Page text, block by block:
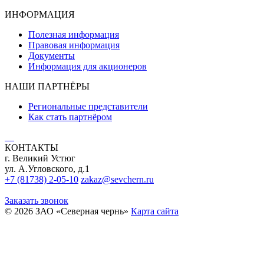
ИНФОРМАЦИЯ
Полезная информация
Правовая информация
Документы
Информация для акционеров
НАШИ ПАРТНЁРЫ
Региональные представители
Как стать партнёром
КОНТАКТЫ
г. Великий Устюг
ул. А.Угловского, д.1
+7 (81738) 2-05-10 zakaz@sevchern.ru
Заказать звонок
© 2026 ЗАО «Северная чернь» Карта сайта